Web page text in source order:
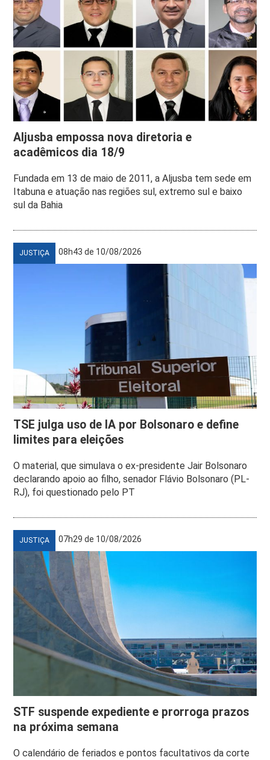
Aljusba empossa nova diretoria e
acadêmicos dia 18/9
Fundada em 13 de maio de 2011, a Aljusba tem sede em
Itabuna e atuação nas regiões sul, extremo sul e baixo
sul da Bahia
JUSTIÇA 08h43 de 10/08/2026
TSE julga uso de IA por Bolsonaro e define
limites para eleições
O material, que simulava o ex-presidente Jair Bolsonaro
declarando apoio ao filho, senador Flávio Bolsonaro (PL-
RJ), foi questionado pelo PT
JUSTIÇA 07h29 de 10/08/2026
STF suspende expediente e prorroga prazos
na próxima semana
O calendário de feriados e pontos facultativos da corte